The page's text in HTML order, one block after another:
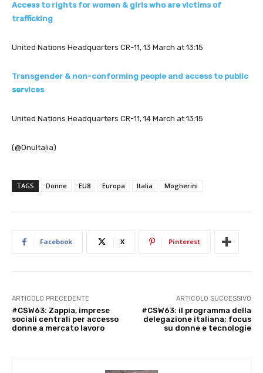
Access to rights for women & girls who are victims of
trafficking
United Nations Headquarters CR-11, 13 March at 13:15
Transgender & non-conforming people and access to public
services
United Nations Headquarters CR-11, 14 March at 13:15
(@OnuItalia)
TAGS Donne EU8 Europa Italia Mogherini
Facebook X Pinterest
ARTICOLO PRECEDENTE
#CSW63: Zappia, imprese
sociali centrali per accesso
donne a mercato lavoro
ARTICOLO SUCCESSIVO
#CSW63: il programma della
delegazione italiana; focus
su donne e tecnologie